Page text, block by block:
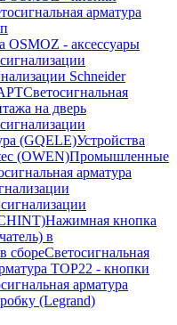
арматура
OSMOZ - аксессуары
Schneider
Светосигнальная
на дверь
(GQELE)Устройства
(OWEN)Промышленные
арматура
Нажимная кнопка
в
сбореСветосигнальная
TOP22 - кнопки
арматура
(Legrand)